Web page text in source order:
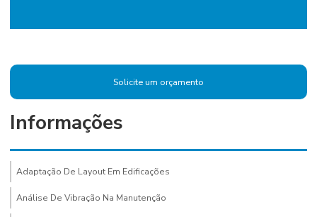
Solicite um orçamento
Informações
Adaptação De Layout Em Edificações
Análise De Vibração Na Manutenção